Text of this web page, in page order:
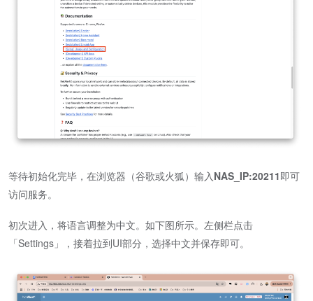
等待初始化完毕，在浏览器（谷歌或火狐）输入NAS_IP:20211即可
访问服务。
初次进入，将语言调整为中文。如下图所示。左侧栏点击
「Settings」，接着拉到UI部分，选择中文并保存即可。